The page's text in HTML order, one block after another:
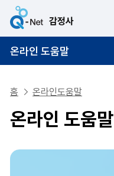
온라인 도움말
홈 온라인도움말
온라인 도움말